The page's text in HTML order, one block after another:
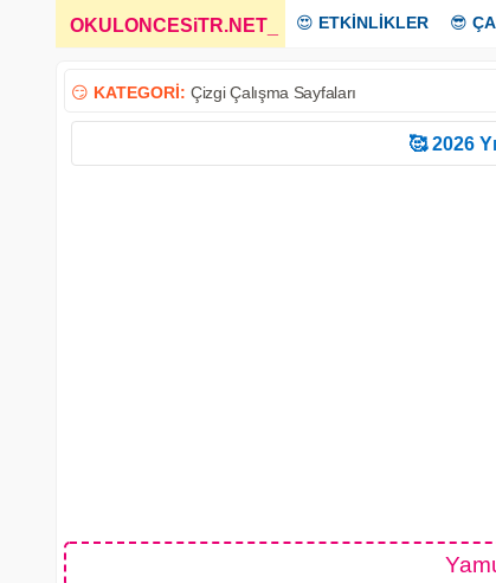
OKULONCESiTR.NET 😍 ETKİNLİKLER 😎
😏 KATEGORİ: Çizgi Çalışma Sayfaları
🥰 2026